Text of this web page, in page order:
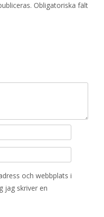
Obligatoriska fält
och webbplats i
jag skriver en